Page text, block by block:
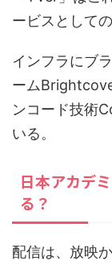
ービスとして
インフラにブ
ーム
ンコード技術
いる。
日本アカデ
る？
配信は、放映